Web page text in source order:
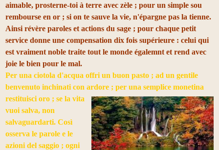
aimable, prosterne-toi à terre avec zèle ; pour un simple sou
rembourse en or ; si on te sauve la vie, n'épargne pas la tienne.
Ainsi révère paroles et actions du sage ; pour chaque petit
service donne une compensation dix fois supérieure : celui qui
est vraiment noble traite tout le monde égalemnt et rend avec
joie le bien pour le mal.
Per una ciotola d'acqua offri un buon pasto ; ad un gentile
benvenuto inchinati con ardore ; per una semplice monetina
restituisci oro ; se la vita
vuoi salva, non
salvaguardarti. Così
osserva le parole e le
azioni del saggio ; ogni